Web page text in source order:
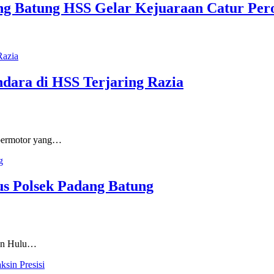
Batung HSS Gelar Kejuaraan Catur
di HSS Terjaring Razia
yang…
Polsek Padang Batung
Hulu…